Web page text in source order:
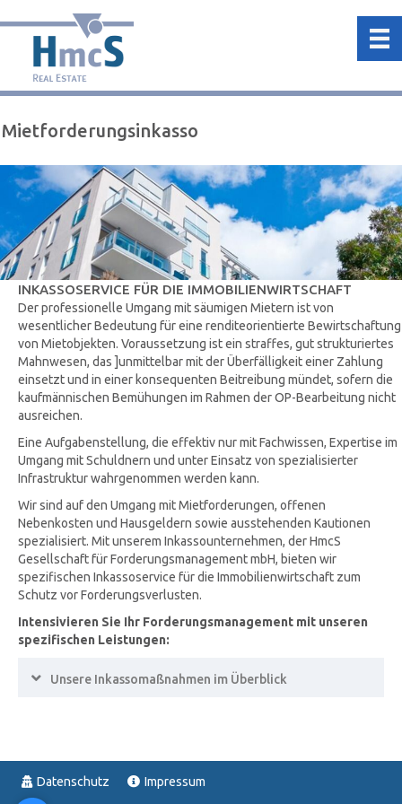
Mietforderungsinkasso
INKASSOSERVICE FÜR DIE IMMOBILIENWIRTSCHAFT
Der professionelle Umgang mit säumigen Mietern ist von
wesentlicher Bedeutung für eine renditeorientierte Bewirtschaftung
von Mietobjekten. Voraussetzung ist ein straffes, gut strukturiertes
Mahnwesen, das ]unmittelbar mit der Überfälligkeit einer Zahlung
einsetzt und in einer konsequenten Beitreibung mündet, sofern die
kaufmännischen Bemühungen im Rahmen der OP-Bearbeitung nicht
ausreichen.
Eine Aufgabenstellung, die effektiv nur mit Fachwissen, Expertise im
Umgang mit Schuldnern und unter Einsatz von spezialisierter
Infrastruktur wahrgenommen werden kann.
Wir sind auf den Umgang mit Mietforderungen, offenen
Nebenkosten und Hausgeldern sowie ausstehenden Kautionen
spezialisiert. Mit unserem Inkassounternehmen, derHmcS
Gesellschaft für Forderungsmanagement mbH, bieten wir
spezifischen Inkassoservice für die Immobilienwirtschaft zum
Schutz vor Forderungsverlusten.
Intensivieren Sie Ihr Forderungsmanagement mit unseren
spezifischen Leistungen:
Expand
Unsere Inkassomaßnahmen im Überblick
Datenschutz Impressum